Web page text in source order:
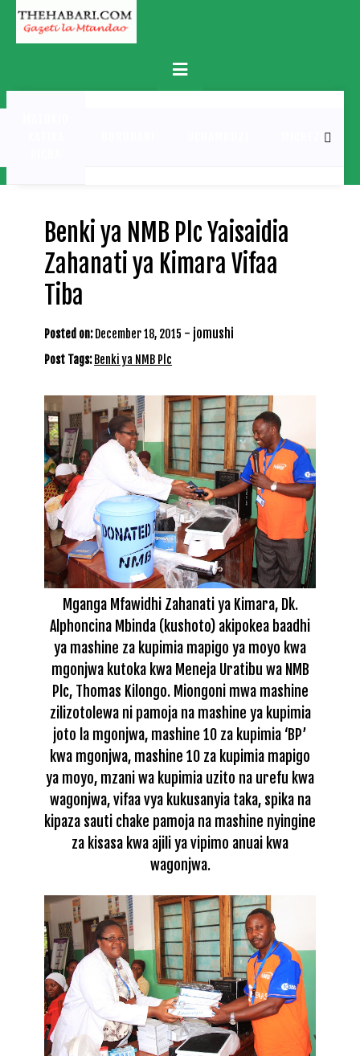
Skip
content
Primary
Menu
MICHEZO
Benki ya NMB Plc Yaisaidia
Zahanati ya Kimara Vifaa
Tiba
Posted on: December 18, 2015 - jomushi
Post Tags: Benki ya NMB Plc
Mganga Mfawidhi Zahanati ya Kimara, Dk.
Alphoncina Mbinda (kushoto) akipokea baadhi
ya mashine za kupimia mapigo ya moyo kwa
mgonjwa kutoka kwa Meneja Uratibu wa NMB
Plc, Thomas Kilongo. Miongoni mwa mashine
zilizotolewa ni pamoja na mashine ya kupimia
joto la mgonjwa, mashine 10 za kupimia ‘BP’
kwa mgonjwa, mashine 10 za kupimia mapigo
ya moyo, mzani wa kupimia uzito na urefu kwa
wagonjwa, vifaa vya kukusanyia taka, spika na
kipaza sauti chake pamoja na mashine nyingine
za kisasa kwa ajili ya vipimo anuai kwa
wagonjwa.